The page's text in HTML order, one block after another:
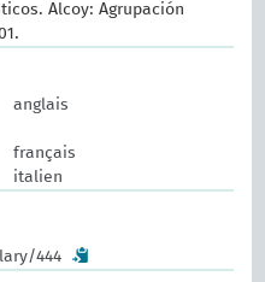
Alcoy: Agrupación
anglais
français
italien
444